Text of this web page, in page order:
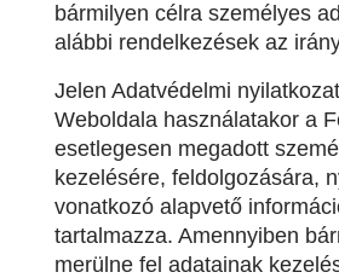
bármilyen célra személyes
alábbi rendelkezések az
Jelen Adatvédelmi
Weboldala használatakor a
esetlegesen megadott
kezelésére, feldolgozására,
vonatkozó alapvető
tartalmazza. Amennyiben
merülne fel adatainak